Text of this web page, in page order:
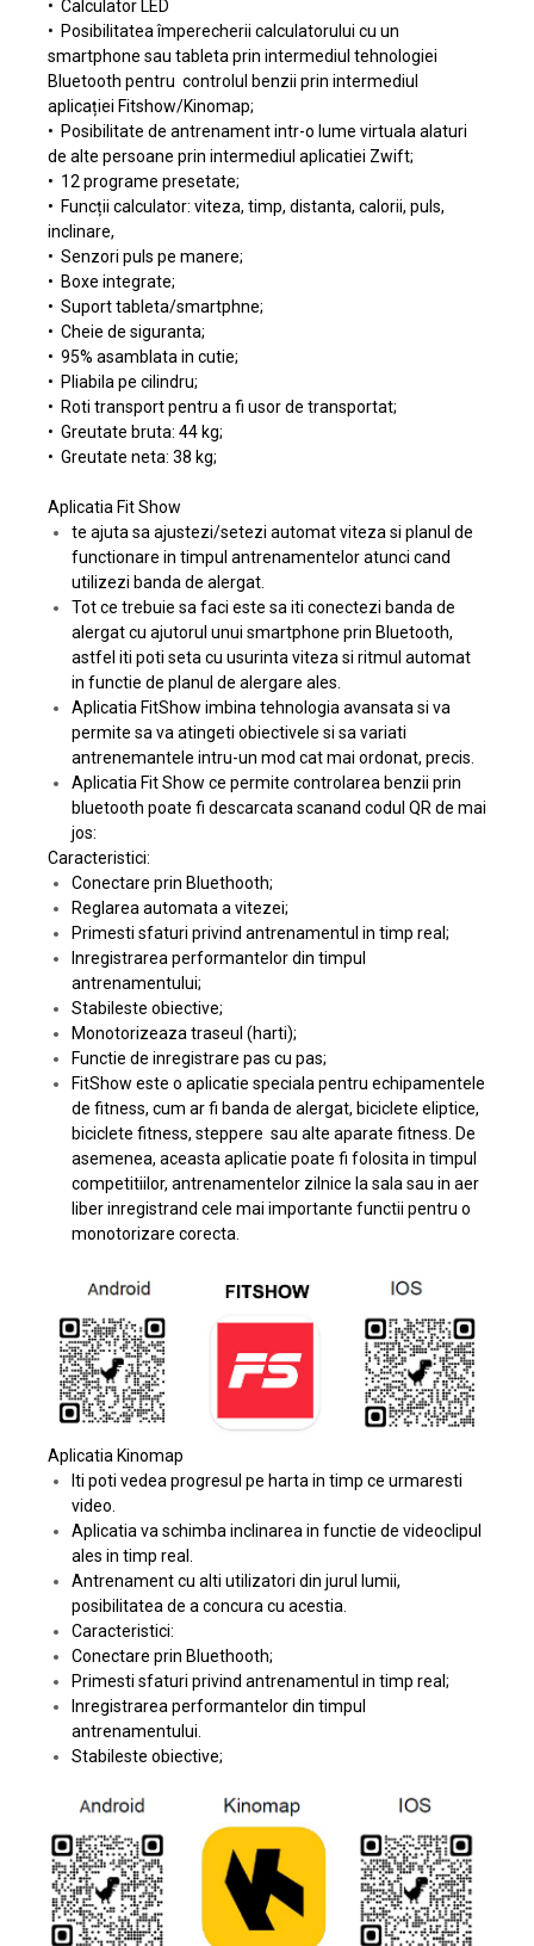
• Calculator LED
• Posibilitatea împerecherii calculatorului cu un
smartphone sau tableta prin intermediul tehnologiei
Bluetooth pentru controlul benzii prin intermediul
aplicației Fitshow/Kinomap;
• Posibilitate de antrenament intr-o lume virtuala alaturi
de alte persoane prin intermediul aplicatiei Zwift;
• 12 programe presetate;
• Funcții calculator: viteza, timp, distanta, calorii, puls,
inclinare,
• Senzori puls pe manere;
• Boxe integrate;
• Suport tableta/smartphne;
• Cheie de siguranta;
• 95% asamblata in cutie;
• Pliabila pe cilindru;
• Roti transport pentru a fi usor de transportat;
• Greutate bruta: 44 kg;
• Greutate neta: 38 kg;
Aplicatia Fit Show
te ajuta sa ajustezi/setezi automat viteza si planul de
functionare in timpul antrenamentelor atunci cand
utilizezi banda de alergat.
Tot ce trebuie sa faci este sa iti conectezi banda de
alergat cu ajutorul unui smartphone prin Bluetooth,
astfel iti poti seta cu usurinta viteza si ritmul automat
in functie de planul de alergare ales.
Aplicatia FitShow imbina tehnologia avansata si va
permite sa va atingeti obiectivele si sa variati
antrenemantele intru-un mod cat mai ordonat, precis.
Aplicatia Fit Show ce permite controlarea benzii prin
bluetooth poate fi descarcata scanand codul QR de mai
jos:
Caracteristici:
Conectare prin Bluethooth;
Reglarea automata a vitezei;
Primesti sfaturi privind antrenamentul in timp real;
Inregistrarea performantelor din timpul
antrenamentului;
Stabileste obiective;
Monotorizeaza traseul (harti);
Functie de inregistrare pas cu pas;
FitShow este o aplicatie speciala pentru echipamentele
de fitness, cum ar fi banda de alergat, biciclete eliptice,
biciclete fitness, steppere sau alte aparate fitness. De
asemenea, aceasta aplicatie poate fi folosita in timpul
competitiilor, antrenamentelor zilnice la sala sau in aer
liber inregistrand cele mai importante functii pentru o
monotorizare corecta.
Aplicatia Kinomap
Iti poti vedea progresul pe harta in timp ce urmaresti
video.
Aplicatia va schimba inclinarea in functie de videoclipul
ales in timp real.
Antrenament cu alti utilizatori din jurul lumii,
posibilitatea de a concura cu acestia.
Caracteristici:
Conectare prin Bluethooth;
Primesti sfaturi privind antrenamentul in timp real;
Inregistrarea performantelor din timpul
antrenamentului.
Stabileste obiective;